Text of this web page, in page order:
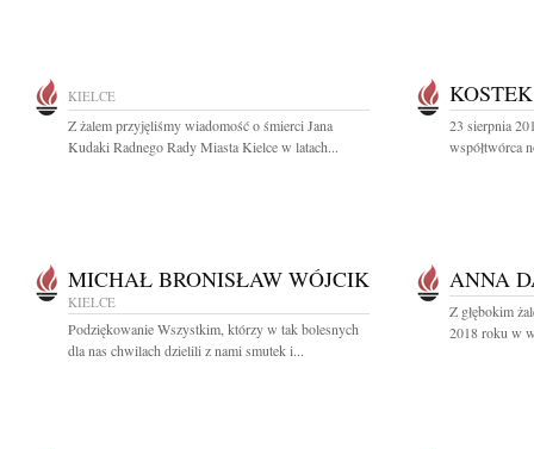
KIELCE
Z żalem przyjęliśmy wiadomość o śmierci Jana
Kudaki Radnego Rady Miasta Kielce w latach...
23 sierpnia
współtwórca
MICHAŁ BRONISŁAW WÓJCIK
KIELCE
Podziękowanie Wszystkim, którzy w tak bolesnych
dla nas chwilach dzielili z nami smutek i...
ANNA
Z głębokim
2018 roku w